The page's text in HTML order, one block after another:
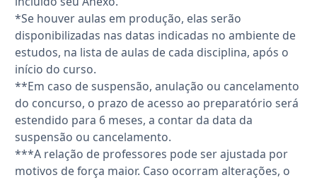
*Se houver aulas em produção, elas serão
disponibilizadas nas datas indicadas no ambiente de
estudos, na lista de aulas de cada disciplina, após o
início do curso.
**Em caso de suspensão, anulação ou cancelamento
do concurso, o prazo de acesso ao preparatório será
estendido para 6 meses, a contar da data da
suspensão ou cancelamento.
***A relação de professores pode ser ajustada por
motivos de força maior. Caso ocorram alterações, o